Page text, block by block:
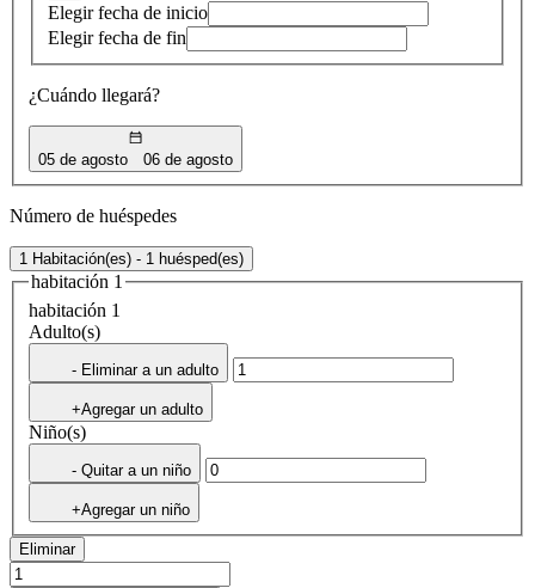
Elegir fecha de inicio
Elegir fecha de fin
¿Cuándo llegará?
05 de agosto 06 de agosto
Número de huéspedes
1 Habitación(es) - 1 huésped(es)
habitación 1
habitación 1
Adulto(s)
- Eliminar a un adulto
+Agregar un adulto
Niño(s)
- Quitar a un niño
+Agregar un niño
Eliminar